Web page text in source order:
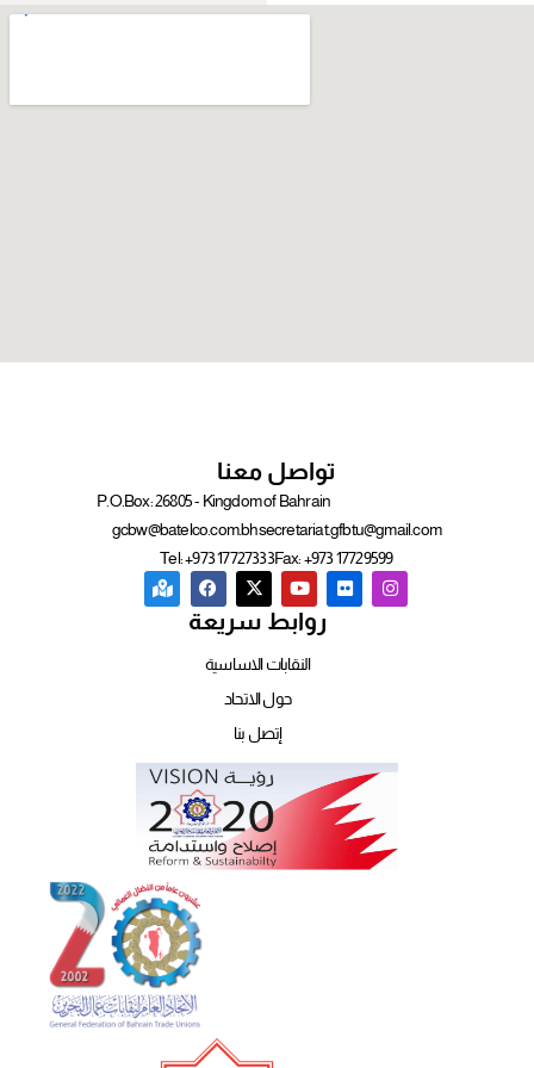
تواصل معنا
P.O.Box: 26805 - Kingdom of Bahrain
gcbw@batelco.com.bhsecretariat.gfbtu@gmail.com
Tel: +973 17727333Fax: +973 17729599
روابط سريعة
النقابات الاساسية
حول الاتحاد
إتصل بنا